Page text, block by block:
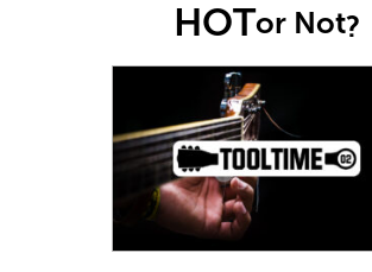
HOTor Not?